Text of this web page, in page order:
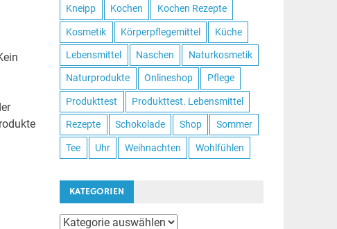
Kneipp Kochen Kochen Rezepte
Kosmetik Körperpflegemittel Küche
Lebensmittel Naschen Naturkosmetik
Naturprodukte Onlineshop Pflege
Produkttest Produkttest. Lebensmittel
Rezepte Schokolade Shop Sommer
Tee Uhr Weihnachten Wohlfühlen
KATEGORIEN
Kategorien